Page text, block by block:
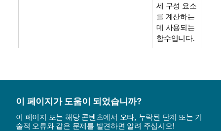
세 구성 요소
를 계산하는
데 사용되는
함수입니다.
이 페이지가 도움이 되었습니까?
이 페이지 또는 해당 콘텐츠에서 오타, 누락된 단계 또는 기
술적 오류와 같은 문제를 발견하면 알려 주십시오!